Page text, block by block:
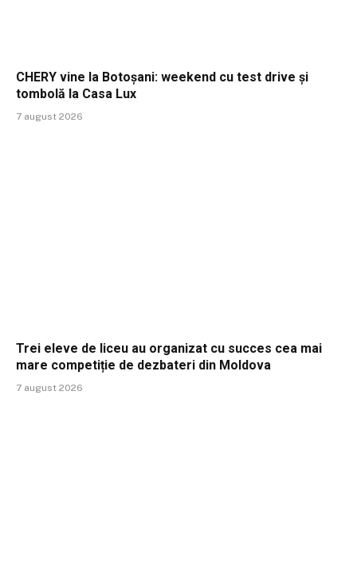
CHERY vine la Botoșani: weekend cu test drive și
tombolă la Casa Lux
7 august 2026
Trei eleve de liceu au organizat cu succes cea mai
mare competiție de dezbateri din Moldova
7 august 2026